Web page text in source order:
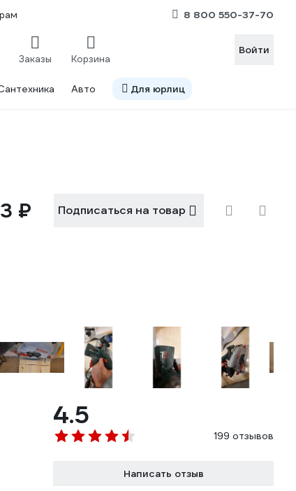
8 800 550-37-70
Заказы Корзина
Войти
Авто Для юрлиц
₽ Подписаться на товар
4.5
199 отзывов
Написать отзыв